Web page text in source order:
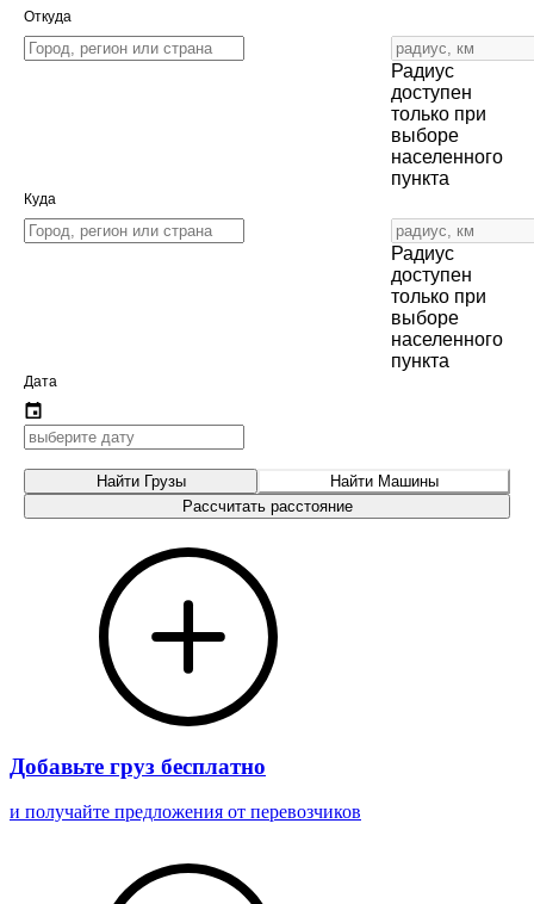
Откуда
Радиус
доступен
только при
выборе
населенного
пункта
Куда
Радиус
доступен
только при
выборе
населенного
пункта
Дата
Найти Грузы
Найти Машины
Рассчитать расстояние
Добавьте груз бесплатно
и получайте предложения от перевозчиков